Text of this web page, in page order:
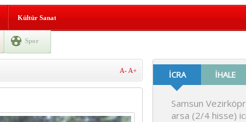
Kültür Sanat
Spor
A- A+